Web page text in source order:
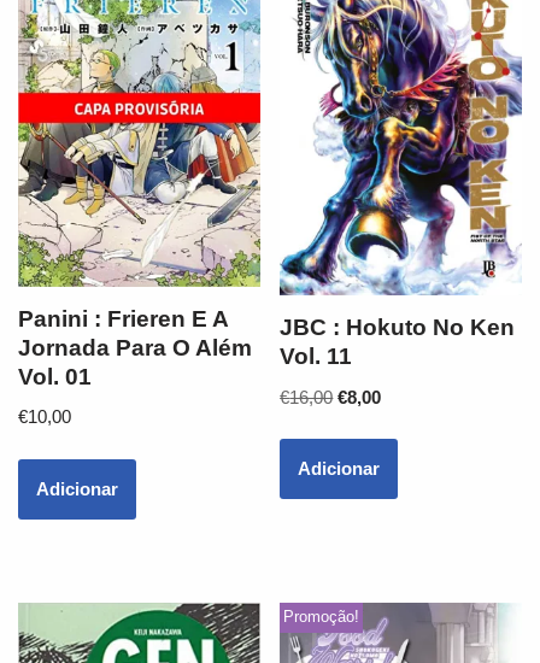
Panini : Frieren E A
Jornada Para O Além
Vol. 01
€10,00
Adicionar
JBC : Hokuto No Ken
Vol. 11
€16,00 €8,00
Adicionar
Promoção!